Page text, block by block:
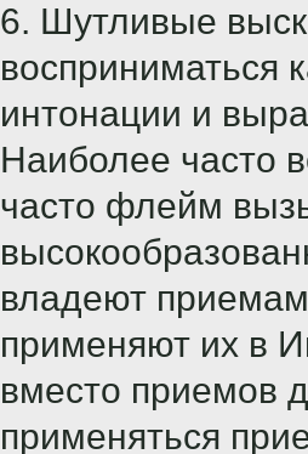
6. Шутливые
восприниматься
интонации и
Наиболее часто
часто флейм
владеют
применяют их в
вместо приемов
применяться